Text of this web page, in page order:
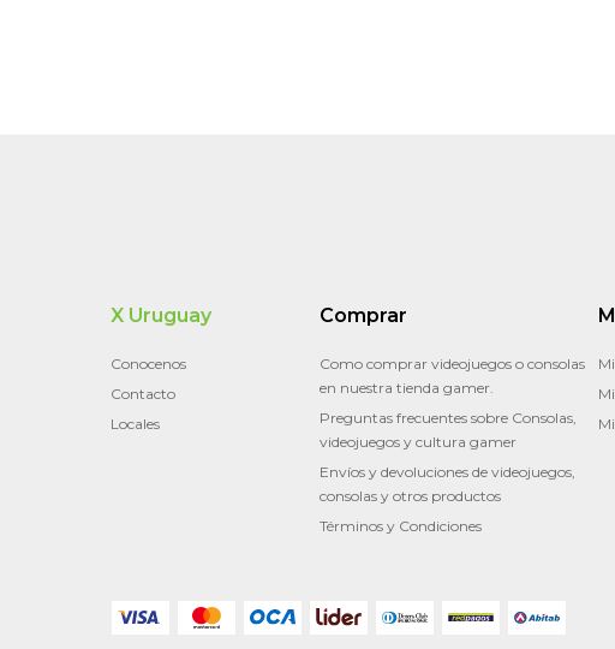
X Uruguay
Conocenos
Contacto
Locales
Comprar
Como comprar videojuegos o consolas
en nuestra tienda gamer.
Preguntas frecuentes sobre Consolas,
videojuegos y cultura gamer
Envíos y devoluciones de videojuegos,
consolas y otros productos
Términos y Condiciones